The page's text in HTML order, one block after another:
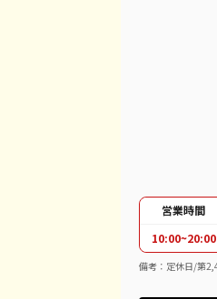
iPhone 11
iPhone 11
営業時間
10:00~20:00
備考：定休日/第